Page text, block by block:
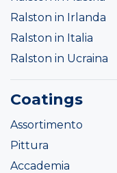
Ralston in Irlanda
Ralston in Italia
Ralston in Ucraina
Coatings
Assortimento
Pittura
Accademia